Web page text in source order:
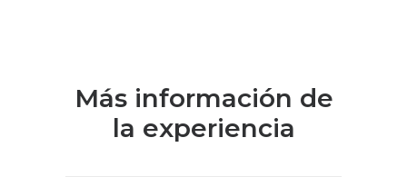
Más información de
la experiencia